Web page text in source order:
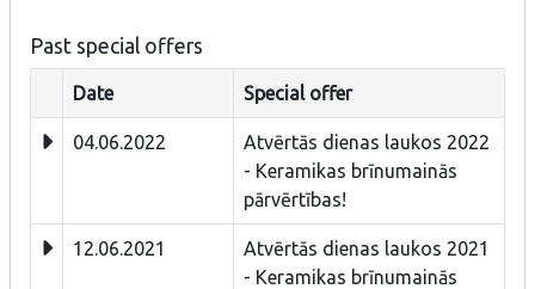
Past special offers
Date Special offer
04.06.2022
Atvērtās dienas laukos 2022
- Keramikas brīnumainās
pārvērtības!
12.06.2021
Atvērtās dienas laukos 2021
- Keramikas brīnumainās